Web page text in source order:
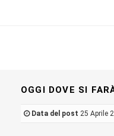
OGGI DOVE SI
Data del post 25 Aprile